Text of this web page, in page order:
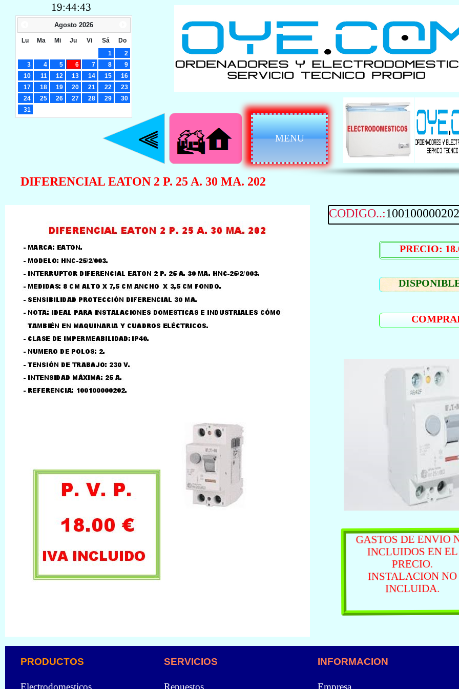
LLAMAR AL TELEFONO
957156032
626246281
CODIGO..:100100000202
GASTOS DE ENVIO
INCLUIDOS EN EL
PRECIO.
INSTALACION NO
INCLUIDA.
DIFERENCIAL EATON 2 P. 25 A. 30 MA. 202
19:44:44
Agosto 2026
Lu Ma Mi Ju Vi Sá
Do
1
2
3
4 5 6 7 8
9
10
11 12 13 14 15
16
17
18 19 20 21 22
23
24
25 26 27 28 29
30
31
MENU
Repuestos
Electrodomesticos Empresa
INFORMACION
PRODUCTOS SERVICIOS
PRECIO: